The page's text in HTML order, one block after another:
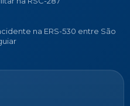
na ERS-530 entre São